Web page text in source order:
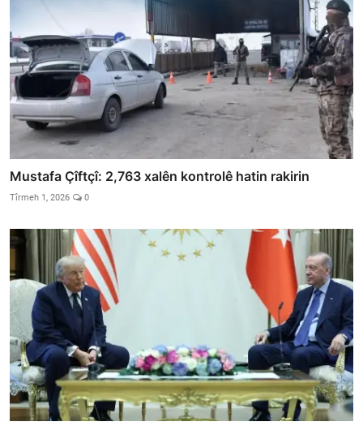
Mustafa Çîftçî: 2,763 xalên kontrolê hatin rakirin
Tîrmeh 1, 2026 0